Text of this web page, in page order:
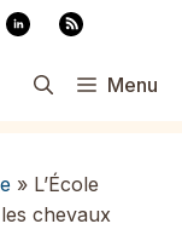
Menu
» L’École
chevaux